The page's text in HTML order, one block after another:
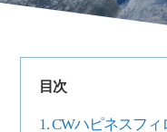
目次
1. CWハピネスフ